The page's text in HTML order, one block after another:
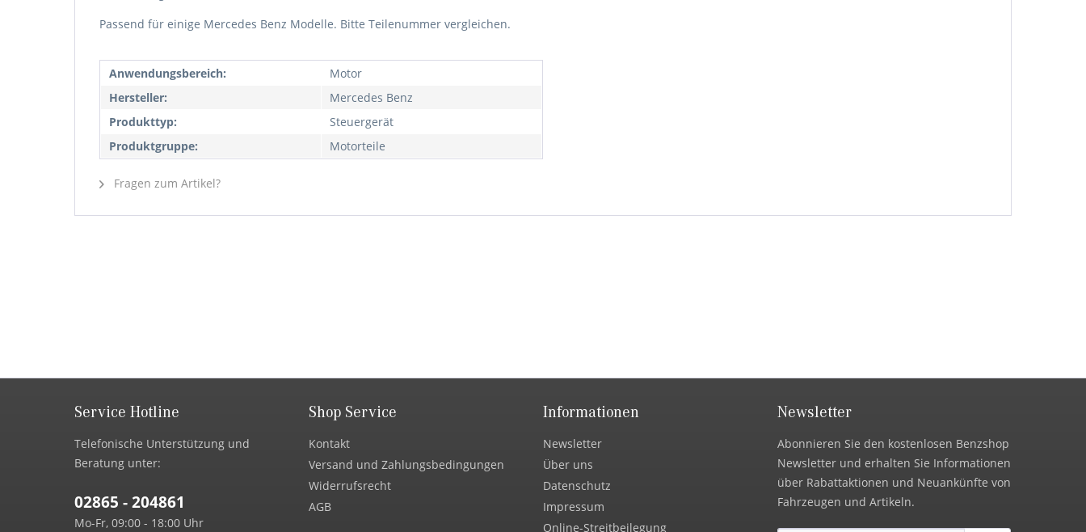
Passend für einige Mercedes Benz Modelle. Bitte Teilenummer vergleichen.
Anwendungsbereich:
Motor
Hersteller:
Mercedes Benz
Produkttyp:
Steuergerät
Produktgruppe:
Motorteile
Fragen zum Artikel?
Service Hotline
Telefonische Unterstützung und
Beratung unter:
02865 - 204861
Mo-Fr, 09:00 - 18:00 Uhr
Shop Service
Kontakt
Versand und Zahlungsbedingungen
Widerrufsrecht
AGB
Informationen
Newsletter
Über uns
Datenschutz
Impressum
Online-Streitbeilegung
Newsletter
Abonnieren Sie den kostenlosen Benzshop
Newsletter und erhalten Sie Informationen
über Rabattaktionen und Neuankünfte von
Fahrzeugen und Artikeln.